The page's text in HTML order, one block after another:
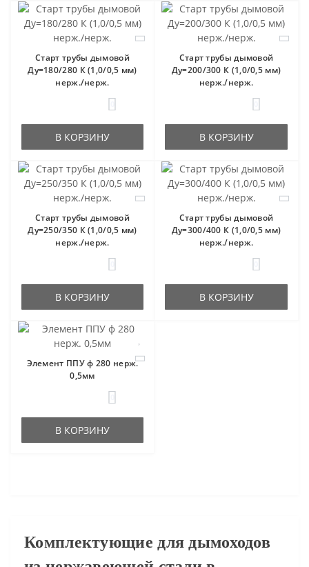
Старт трубы дымовой
Ду=180/280 К (1,0/0,5 мм)
нерж./нерж.
В КОРЗИНУ
Старт трубы дымовой
Ду=200/300 К (1,0/0,5 мм)
нерж./нерж.
В КОРЗИНУ
Старт трубы дымовой
Ду=250/350 К (1,0/0,5 мм)
нерж./нерж.
В КОРЗИНУ
Старт трубы дымовой
Ду=300/400 К (1,0/0,5 мм)
нерж./нерж.
В КОРЗИНУ
Элемент ППУ ф 280 нерж.
0,5мм
В КОРЗИНУ
Комплектующие для дымоходов